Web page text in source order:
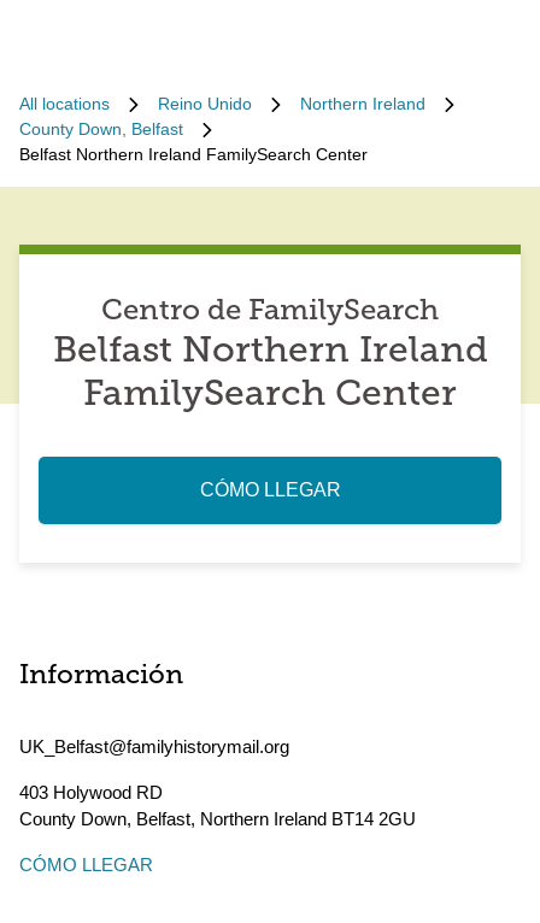
All locations Reino Unido
Northern Ireland
County Down, Belfast
Belfast Northern Ireland FamilySearch Center
Centro de FamilySearch
Belfast Northern Ireland
FamilySearch Center
CÓMO LLEGAR
Información
UK_Belfast@familyhistorymail.org
403 Holywood RD
County Down, Belfast, Northern Ireland BT14 2GU
CÓMO LLEGAR